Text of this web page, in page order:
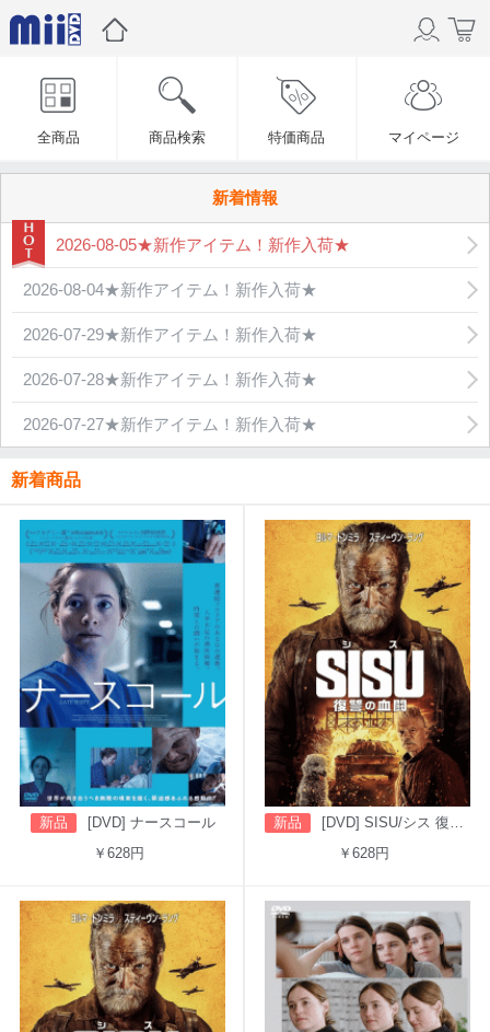
全商品 商品検索 特価商品 マイページ
新着情報
2026-08-05★新作アイテム！新作入荷★
2026-08-04★新作アイテム！新作入荷★
2026-07-29★新作アイテム！新作入荷★
2026-07-28★新作アイテム！新作入荷★
2026-07-27★新作アイテム！新作入荷★
新着商品
新品
[DVD] ナースコール
￥628円
新品
[DVD] SISU/シス 復讐の血闘（吹替版）
￥628円